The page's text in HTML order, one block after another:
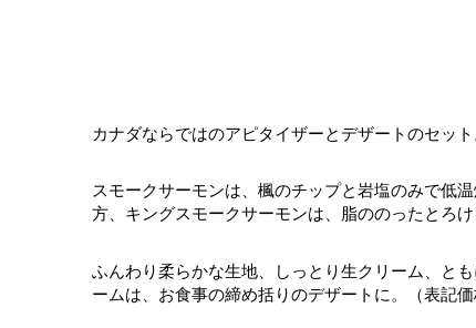
カナダならではのアピタイザーとデザートのセット
スモークサーモンは、楓のチップと岩塩のみで低
方、キングスモークサーモンは、脂ののったとろ
ふんわり柔らかな生地、しっとり生クリーム、と
ームは、お食事の締め括りのデザートに。（表記価